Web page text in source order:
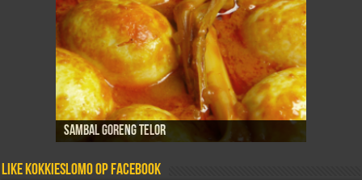
New Yong Hai
Sambal goreng telor
Dadar isi
Martabak telor
Tahoe telor
Like Kokkieslomo op Facebook